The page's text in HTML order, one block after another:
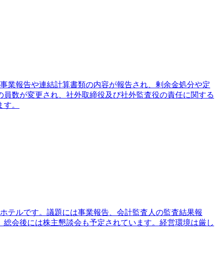
業報告や連結計算書類の内容が報告され、剰余金処分や定
数が変更され、社外取締役及び社外監査役の責任に関する
。
テルです。議題には事業報告、会計監査人の監査結果報
会後には株主懇談会も予定されています。経営環境は厳し